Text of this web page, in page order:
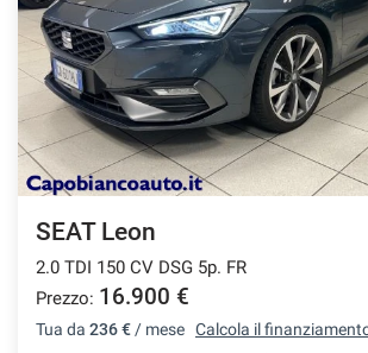
CONTATTI
BLOG
NEWS
SEAT Leon
2.0 TDI 150 CV DSG 5p. FR
Prezzo: 16.900 €
Tua da 236 € / mese Calcola il
tracciamento
che
adottiamo
per
offrire
funzionalità
e
svolgere
le
attività
di
seguito
descritte.
Per